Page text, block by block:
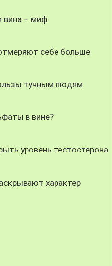
вина – миф
себе больше
тучным людям
в вине?
уровень тестостерона
характер